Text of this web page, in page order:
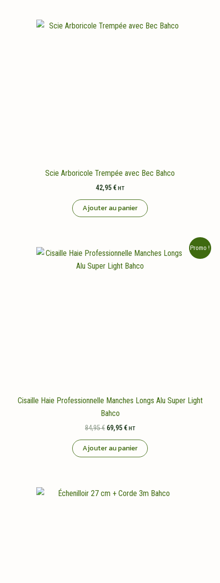
Scie Arboricole Trempée avec Bec Bahco
42,95 € HT
Ajouter au panier
Promo !
Cisaille Haie Professionnelle Manches Longs Alu Super Light
Bahco
84,95€ Le
initial
était :
69,95 €Le
actuel
HT
Ajouter au panier